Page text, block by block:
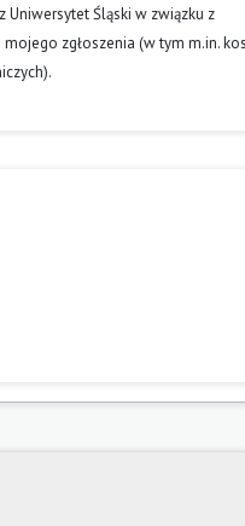
Uniwersytet Śląski w związku z
zgłoszenia (w tym m.in.